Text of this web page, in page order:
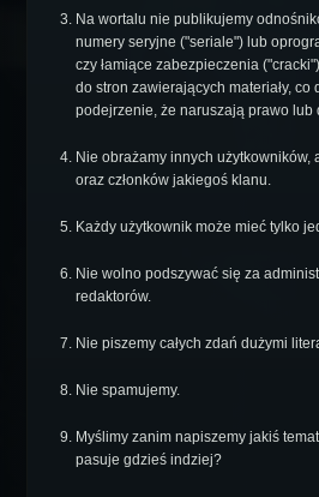
Na wortalu nie publikujemy
numery seryjne ("seriale") lub
czy łamiące zabezpieczenia
do stron zawierających materiały, co
podejrzenie, że naruszają prawo lub
Nie obrażamy innych użytkowników,
oraz członków jakiegoś klanu.
Każdy użytkownik może mieć tylko
Nie wolno podszywać się za
redaktorów.
Nie piszemy całych zdań dużymi
Nie spamujemy.
Myślimy zanim napiszemy jakiś
pasuje gdzieś indziej?